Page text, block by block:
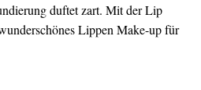
duftet zart. Mit der Lip
Lippen Make-up für